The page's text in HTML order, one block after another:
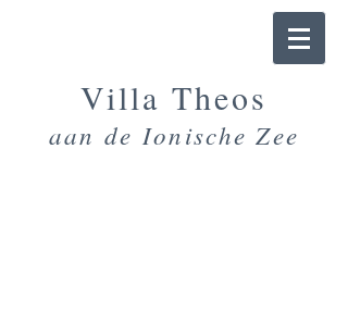
Villa Theos
aan de Ionische Zee